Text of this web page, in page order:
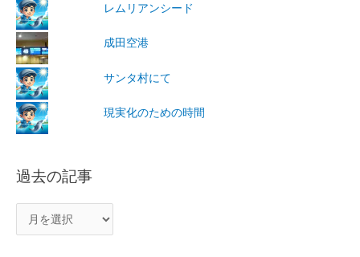
レムリアンシード
成田空港
サンタ村にて
現実化のための時間
過去の記事